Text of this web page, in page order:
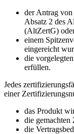
der Antrag
Absatz 2 des
(AltZertG)
einem
eingereicht
die
erfüllen.
Jedes
einer
das Produkt
die gemachten
die